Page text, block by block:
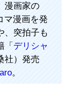
漫画家の
マ漫画を発
、突拍子も
「 デリシャ
社）発売
。